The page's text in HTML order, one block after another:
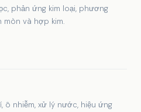
phản ứng kim loại, phương
mòn và hợp kim.
ô nhiễm, xử lý nước, hiệu ứng